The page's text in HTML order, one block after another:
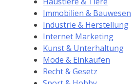
Immobilien & Bauwesen
Industrie & Herstellung
Internet Marketing
Kunst & Unterhaltung
Mode & Einkaufen
Recht & Gesetz